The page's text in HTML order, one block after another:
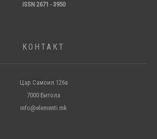
ISSN 2671 - 3950
КОНТАКТ
Цар Самоил 126а
7000 Битола
info@elementi.mk